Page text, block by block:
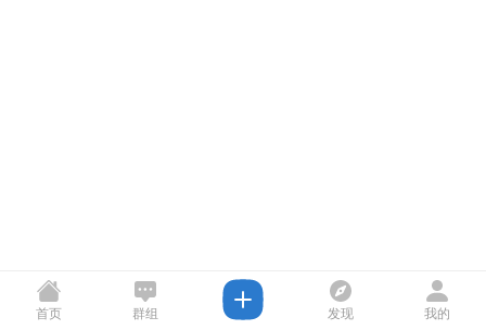
首页 群组 发现 我的